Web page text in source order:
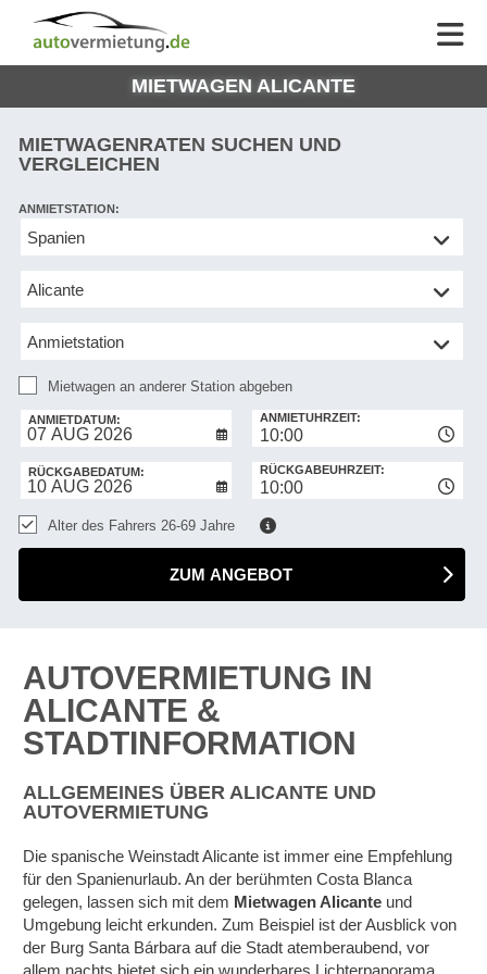
AUTOVERMIETUNG
AUTO
EUROPE
AUTOVERMIETUNG
HILFE
MIETWAGEN ALICANTE
MIETWAGENRATEN SUCHEN UND
VERGLEICHEN
Mietwagen
anderer
ANMIETSTATION:
Mietwagen an anderer Station abgeben
ANMIETDATUM:
10:00
ANMIETUHRZEIT:
RÜCKGABEDATUM:
10:00
RÜCKGABEUHRZEIT:
Alter des Fahrers 26-69 Jahre
ZUM ANGEBOT
AUTOVERMIETUNG IN
ALICANTE &
STADTINFORMATION
ALLGEMEINES ÜBER ALICANTE UND
AUTOVERMIETUNG
Die spanische Weinstadt Alicante ist immer eine Empfehlung
für den Spanienurlaub. An der berühmten Costa Blanca
gelegen, lassen sich mit dem Mietwagen Alicante und
Umgebung leicht erkunden. Zum Beispiel ist der Ausblick von
der Burg Santa Bárbara auf die Stadt atemberaubend, vor